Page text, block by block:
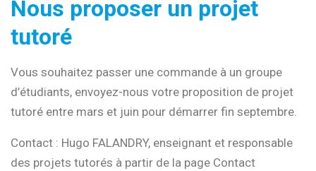
Nous proposer un projet
tutoré
Vous souhaitez passer une commande à un groupe
d’étudiants, envoyez-nous votre proposition de projet
tutoré entre mars et juin pour démarrer fin septembre.
Contact : Hugo FALANDRY, enseignant et responsable
des projets tutorés à partir de la page Contact